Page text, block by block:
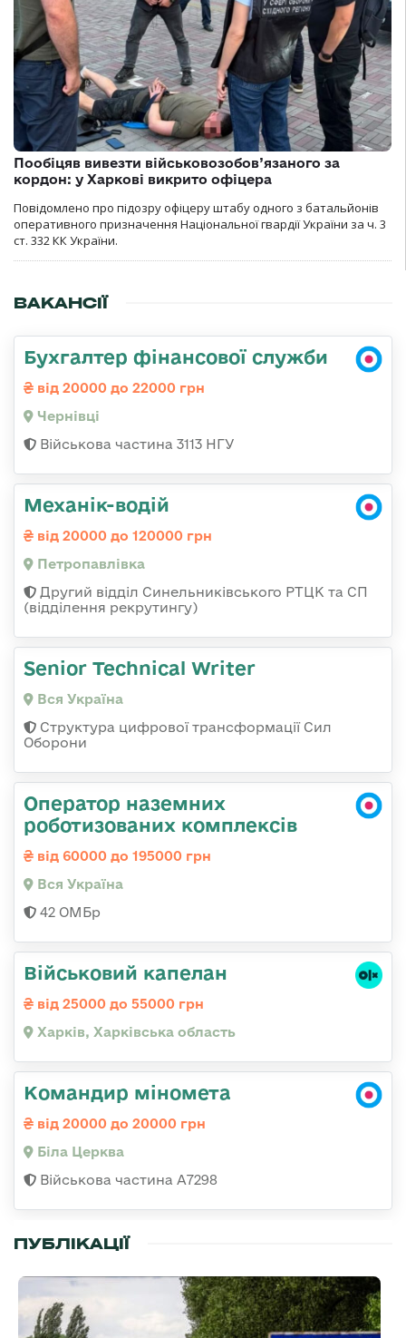
Пообіцяв вивезти військовозобов’язаного за
кордон: у Харкові викрито офіцера
Повідомлено про підозру офіцеру штабу одного з батальйонів
оперативного призначення Національної гвардії України за ч. 3
ст. 332 КК України.
ВАКАНСІЇ
Бухгалтер фінансової служби
від 20000 до 22000 грн
Чернівці
Військова частина 3113 НГУ
Механік-водій
від 20000 до 120000 грн
Петропавлівка
Другий відділ Синельниківського РТЦК та СП
(відділення рекрутингу)
Senior Technical Writer
Вся Україна
Структура цифрової трансформації Сил
Оборони
Оператор наземних
роботизованих комплексів
від 60000 до 195000 грн
Вся Україна
42 ОМБр
Військовий капелан
від 25000 до 55000 грн
Харків, Харківська область
Командир міномета
від 20000 до 20000 грн
Біла Церква
Військова частина А7298
ПУБЛІКАЦІЇ